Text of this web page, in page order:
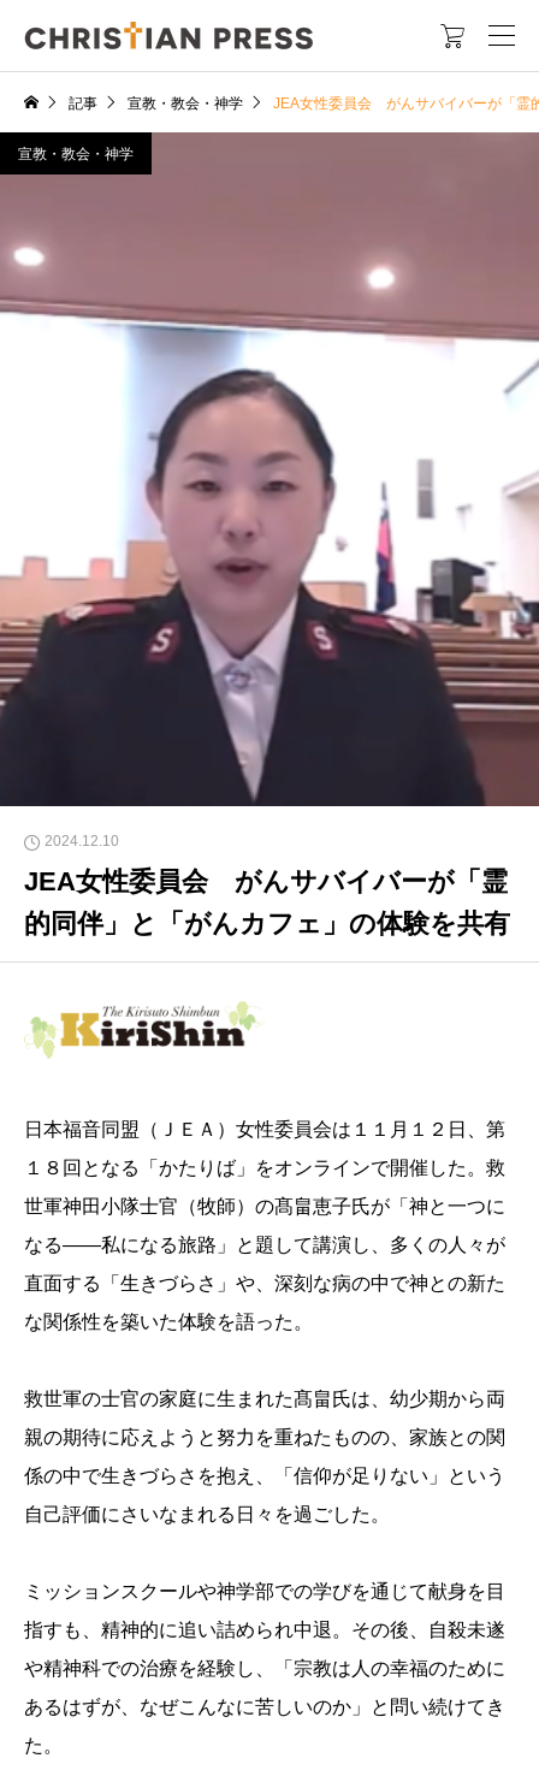

記事 宣教・教会・神学 JEA女性委員会 がんサバイバーが「霊
宣教・教会・神学
2024.12.10
JEA女性委員会 がんサバイバーが「霊
的同伴」と「がんカフェ」の体験を共有
日本福音同盟（ＪＥＡ）女性委員会は１１月１２日、第
１８回となる「かたりば」をオンラインで開催した。救
世軍神田小隊士官（牧師）の髙畠恵子氏が「神と一つに
なる――私になる旅路」と題して講演し、多くの人々が
直面する「生きづらさ」や、深刻な病の中で神との新た
な関係性を築いた体験を語った。
救世軍の士官の家庭に生まれた髙畠氏は、幼少期から両
親の期待に応えようと努力を重ねたものの、家族との関
係の中で生きづらさを抱え、「信仰が足りない」という
自己評価にさいなまれる日々を過ごした。
ミッションスクールや神学部での学びを通じて献身を目
指すも、精神的に追い詰められ中退。その後、自殺未遂
や精神科での治療を経験し、「宗教は人の幸福のために
あるはずが、なぜこんなに苦しいのか」と問い続けてき
た。